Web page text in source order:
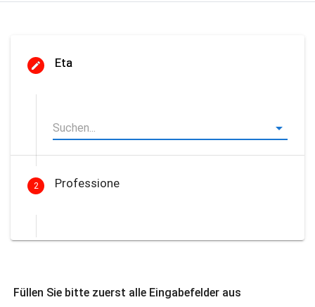
Eta
2 Professione
Füllen Sie bitte zuerst alle Eingabefelder aus